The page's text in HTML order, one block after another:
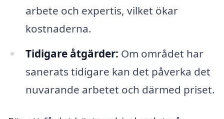
arbete och expertis, vilket ökar
kostnaderna.
Tidigare åtgärder: Om området har
sanerats tidigare kan det påverka det
nuvarande arbetet och därmed priset.